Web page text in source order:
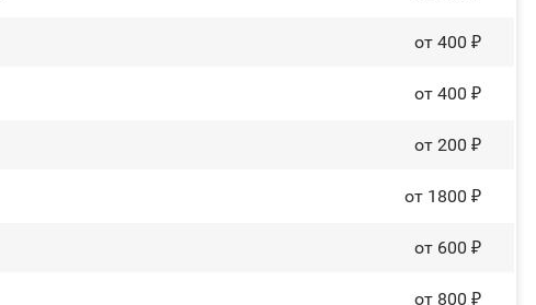
от 400 ₽
от 400 ₽
от 200 ₽
от 1800 ₽
от 600 ₽
от 800 ₽